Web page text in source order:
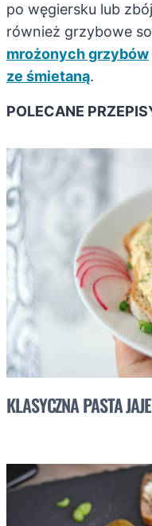
po węgiersku lub
również grzybowe
mrożonych grzybów
ze śmietaną.
POLECANE
KLASYCZNA PASTA